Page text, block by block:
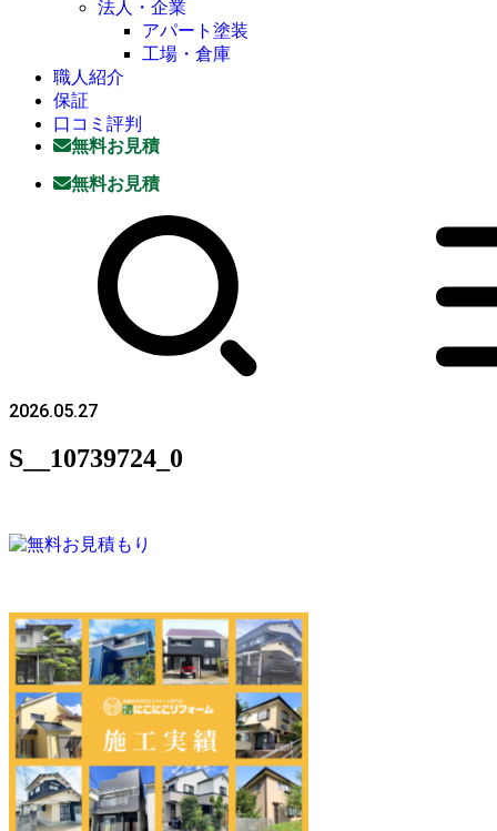
法人・企業
アパート塗装
工場・倉庫
職人紹介
保証
口コミ評判
無料お見積
無料お見積
2026.05.27
S__10739724_0